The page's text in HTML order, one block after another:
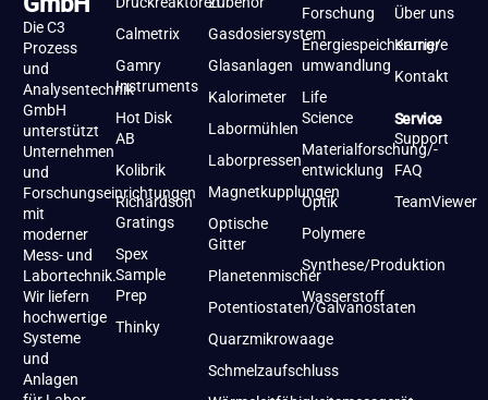
Die C3
Prozess
und
Analysentechnik
GmbH
unterstützt
Unternehmen
und
Forschungseinrichtungen
mit
moderner
Mess- und
Labortechnik.
Wir liefern
hochwertige
Systeme
und
Anlagen
Calmetrix
Gamry
Instruments
Hot Disk
AB
Kolibrik
Richardson
Gratings
Spex
Sample
Prep
Thinky
Gasdosiersystem
Glasanlagen
Kalorimeter
Labormühlen
Laborpressen
Magnetkupplungen
Optische
Gitter
Planetenmischer
Potentiostaten/Galvanostaten
Quarzmikrowaage
Schmelzaufschluss
Forschung
Energiespeicherung/-
umwandlung
Life
Science
Materialforschung/-
entwicklung
Optik
Polymere
Synthese/Produktion
Wasserstoff
Über uns
Karriere
Kontakt
Service
Support
FAQ
TeamViewer